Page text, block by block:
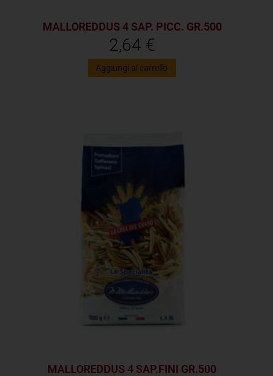
MALLOREDDUS 4 SAP. PICC. GR.500
2,64 €
Aggiungi al carrello
MALLOREDDUS 4 SAP.FINI GR.500